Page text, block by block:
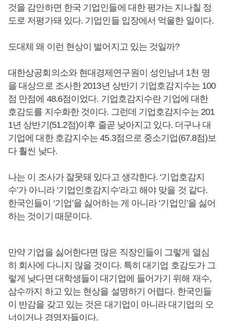
것을 감안하면 한국 기업인들에 대한 평가는 지나칠 정
도로 저평가돼 있다. 기업인들 입장에서 억울한 일이다.
도대체 왜 이런 현상이 벌어지고 있는 것일까?
대한상공회의소와 현대경제연구원이 성인남녀 1천 명
을 대상으로 조사한 2013년 상반기 기업호감지수는 100
점 만점에 48.6점이었다. 기업호감지수란 기업에 대한
호감도를 지수화한 것이다. 그런데 기업호감지수는 201
1년 상반기(51.2점)이후 줄곧 낮아지고 있다. 더구나 대
기업에 대한 호감지수는 45.3점으로 중소기업(67.8점)보
다 훨씬 낮다.
나는 이 조사가 잘못돼 있다고 생각한다. ‘기업호감지
수’가 아니라 ‘기업인호감지수’라고 해야 맞을 것 같다.
한국인들이 ‘기업’을 싫어하는 게 아니라 ‘기업인’을 싫어
하는 것이기 때문이다.
만약 기업을 싫어한다면 많은 직장인들이 그렇게 열심
히 회사에 다니지 않을 것이다. 특히 대기업 호감도가 그
렇게 낮다면 대학생들이 대기업에 들어가기 위해 재수,
삼수까지 하고 있는 현상을 설명하기 어렵다. 한국인들
이 반감을 갖고 있는 것은 대기업이 아니라 대기업의 오
너이거나 경영자들이다.